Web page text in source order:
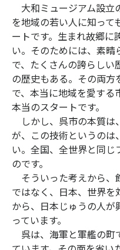
大和ミュージアム設立
を地域の若い人に知って
ートです。生まれ故郷に
い。そのためには、素晴
で、たくさんの誇らしい
の歴史もある。その両方
で、本当に地域を愛する
本当のスタートです。
しかし、呉市の本質は
が、この技術というのは
い。全国、全世界と同
のです。
そういった考えから、
ではなく、日本、世界を
から、日本じゅうの人が
っています。
呉は、海軍と軍艦の町